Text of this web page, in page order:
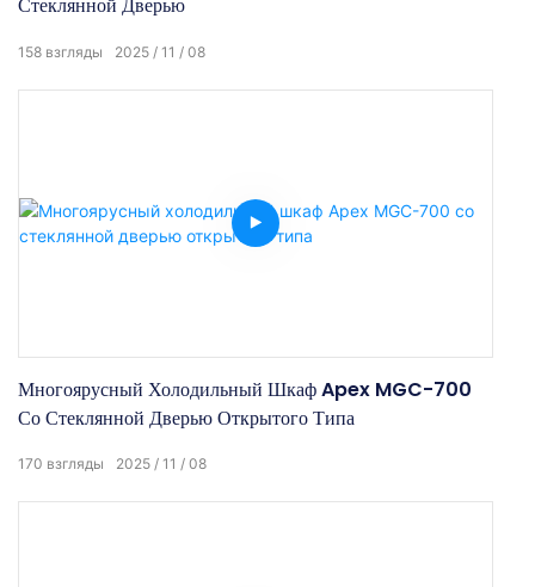
Стеклянной Дверью
2025 11 08
158 взгляды
Многоярусный Холодильный Шкаф Apex MGC-700
Со Стеклянной Дверью Открытого Типа
2025 11 08
170 взгляды